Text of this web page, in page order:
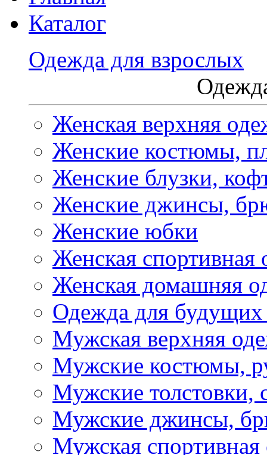
Каталог
Одежда для взрослых
Женская верхняя
Женские костюмы,
Женские блузки,
Женские джинсы,
Женские юбки
Женская спортивная
Женская домашняя
Одежда для
Мужская верхняя
Мужские костюмы,
Мужские толстовки,
Мужские джинсы,
Мужская спортивная